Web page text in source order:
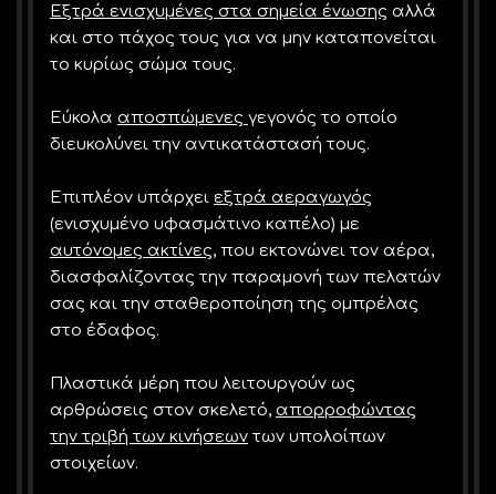
Εξτρά ενισχυμένες στα σημεία ένωσης αλλά
και στο πάχος τους για να μην καταπονείται
το κυρίως σώμα τους.
Εύκολα αποσπώμενες γεγονός το οποίο
διευκολύνει την αντικατάστασή τους.
Επιπλέον υπάρχει εξτρά αεραγωγός
(ενισχυμένο υφασμάτινο καπέλο) με
αυτόνομες ακτίνες, που εκτονώνει τον αέρα,
διασφαλίζοντας την παραμονή των πελατών
σας και την σταθεροποίηση της ομπρέλας
στο έδαφος.
Πλαστικά μέρη που λειτουργούν ως
αρθρώσεις στον σκελετό, απορροφώντας
την τριβή των κινήσεων των υπολοίπων
στοιχείων.